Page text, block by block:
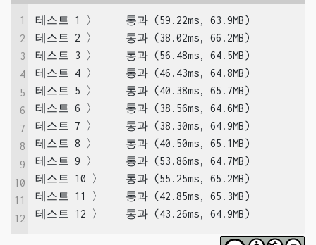
1
2
3
4
5
6
7
8
9
10
11
12
테스트 1 〉	통과 (59.22ms, 63.9MB)
테스트 2 〉	통과 (38.02ms, 66.2MB)
테스트 3 〉	통과 (56.48ms, 64.5MB)
테스트 4 〉	통과 (46.43ms, 64.8MB)
테스트 5 〉	통과 (40.38ms, 65.7MB)
테스트 6 〉	통과 (38.56ms, 64.6MB)
테스트 7 〉	통과 (38.30ms, 64.9MB)
테스트 8 〉	통과 (40.50ms, 65.1MB)
테스트 9 〉	통과 (53.86ms, 64.7MB)
테스트 10 〉	통과 (55.25ms, 65.2MB)
테스트 11 〉	통과 (42.85ms, 65.3MB)
테스트 12 〉	통과 (43.26ms, 64.9MB)